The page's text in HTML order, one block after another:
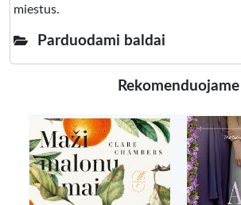
miestus.
Parduodami baldai
Rekomenduojame